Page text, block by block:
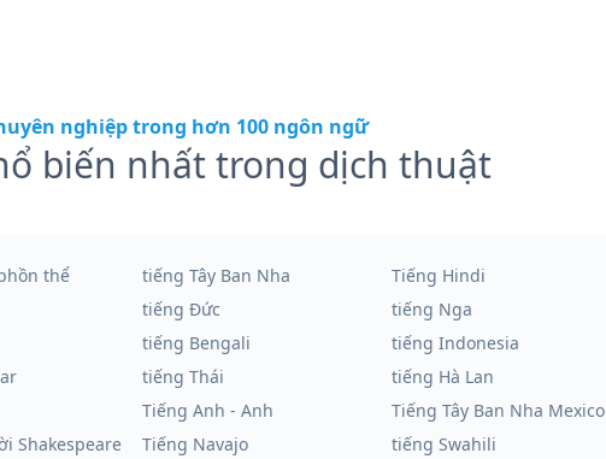
nghiệp trong hơn 100 ngôn ngữ
biến nhất trong dịch thuật
thể tiếng Tây Ban Nha Tiếng Hindi
tiếng Đức tiếng Nga
tiếng Bengali tiếng Indonesia
tiếng Thái tiếng Hà Lan
Tiếng Anh - Anh Tiếng Tây Ban Nha Mexico
Shakespeare Tiếng Navajo tiếng Swahili